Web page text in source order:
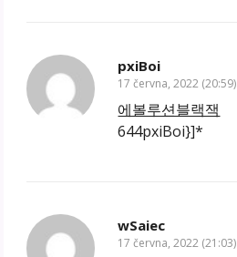
pxiBoi
17 června, 2022 (20:59)
에볼루션블랙잭
644pxiBoi}]*
wSaiec
17 června, 2022 (21:03)